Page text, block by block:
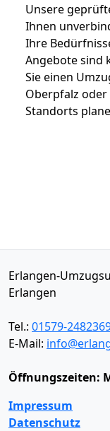
Unsere
Ihnen
Ihre
Angebote sind
Sie einen
Oberpfalz
Standorts
Erlangen-
Erlangen
Tel.: 01579-
E-Mail:
Öffnungszeiten:
Impressum
Datenschutz